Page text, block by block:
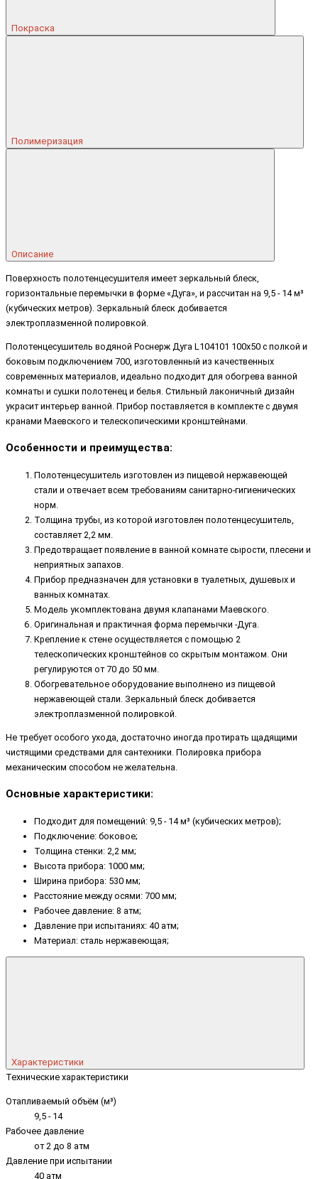
Покраска
Полимеризация
Описание
Поверхность полотенцесушителя имеет зеркальный блеск,
горизонтальные перемычки в форме «Дуга», и рассчитан на 9,5 - 14 м³
(кубических метров). Зеркальный блеск добивается
электроплазменной полировкой.
Полотенцесушитель водяной Роснерж Дуга L104101 100x50 с полкой и
боковым подключением 700, изготовленный из качественных
современных материалов, идеально подходит для обогрева ванной
комнаты и сушки полотенец и белья. Стильный лаконичный дизайн
украсит интерьер ванной. Прибор поставляется в комплекте с двумя
кранами Маевского и телескопическими кронштейнами.
Особенности и преимущества:
Полотенцесушитель изготовлен из пищевой нержавеющей
стали и отвечает всем требованиям санитарно-гигиенических
норм.
Толщина трубы, из которой изготовлен полотенцесушитель,
составляет 2,2 мм.
Предотвращает появление в ванной комнате сырости, плесени и
неприятных запахов.
Прибор предназначен для установки в туалетных, душевых и
ванных комнатах.
Модель укомплектована двумя клапанами Маевского.
Оригинальная и практичная форма перемычки -Дуга.
Крепление к стене осуществляется с помощью 2
телескопических кронштейнов со скрытым монтажом. Они
регулируются от 70 до 50 мм.
Обогревательное оборудование выполнено из пищевой
нержавеющей стали. Зеркальный блеск добивается
электроплазменной полировкой.
Не требует особого ухода, достаточно иногда протирать щадящими
чистящими средствами для сантехники. Полировка прибора
механическим способом не желательна.
Основные характеристики:
Подходит для помещений: 9,5 - 14 м³ (кубических метров);
Подключение: боковое;
Толщина стенки: 2,2 мм;
Высота прибора: 1000 мм;
Ширина прибора: 530 мм;
Расстояние между осями: 700 мм;
Рабочее давление: 8 атм;
Давление при испытаниях: 40 атм;
Материал: сталь нержавеющая;
Характеристики
Технические характеристики
Отапливаемый объём (м³)
9,5 - 14
Рабочее давление
от 2 до 8 атм
Давление при испытании
40 атм